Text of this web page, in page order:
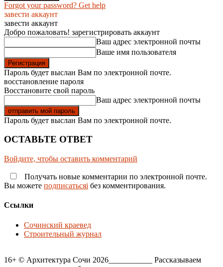
Forgot your password? Get help
завести аккаунт
завести аккаунт
Добро пожаловать! зарегистрировать аккаунт
Ваш адрес электронной почты
Ваше имя пользователя
Пароль будет выслан Вам по электронной почте.
восстановление пароля
Восстановите свой пароль
Ваш адрес электронной почты
Пароль будет выслан Вам по электронной почте.
ОСТАВЬТЕ ОТВЕТ
Войдите, чтобы оставить комментарий
Получать новые комментарии по электронной почте.
Вы можете подписатьсяi без комментирования.
Ссылки
Сочинский краевед
Строительный журнал
16+ © Архитектура Сочи 2026___________ Рассказываем